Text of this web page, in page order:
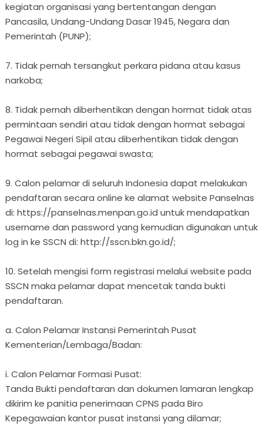
kegiatan organisasi yang bertentangan dengan
Pancasila, Undang-Undang Dasar 1945, Negara dan
Pemerintah (PUNP);
7. Tidak pernah tersangkut perkara pidana atau kasus
narkoba;
8. Tidak pernah diberhentikan dengan hormat tidak atas
permintaan sendiri atau tidak dengan hormat sebagai
Pegawai Negeri Sipil atau diberhentikan tidak dengan
hormat sebagai pegawai swasta;
9. Calon pelamar di seluruh Indonesia dapat melakukan
pendaftaran secara online ke alamat website Panselnas
di: https://panselnas.menpan.go.id untuk mendapatkan
username dan password yang kemudian digunakan untuk
log in ke SSCN di: http://sscn.bkn.go.id/;
10. Setelah mengisi form registrasi melalui website pada
SSCN maka pelamar dapat mencetak tanda bukti
pendaftaran.
a. Calon Pelamar Instansi Pemerintah Pusat
Kementerian/Lembaga/Badan:
i. Calon Pelamar Formasi Pusat:
Tanda Bukti pendaftaran dan dokumen lamaran lengkap
dikirim ke panitia penerimaan CPNS pada Biro
Kepegawaian kantor pusat instansi yang dilamar;